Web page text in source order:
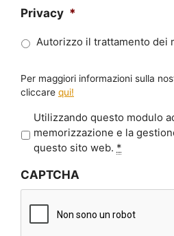
Privacy *
Autorizzo il trattamento dei
Per maggiori informazioni sulla
cliccare qui!
r
a
c
*
Utilizzando questo modulo
memorizzazione e la
questo sito web. *
CAPTCHA